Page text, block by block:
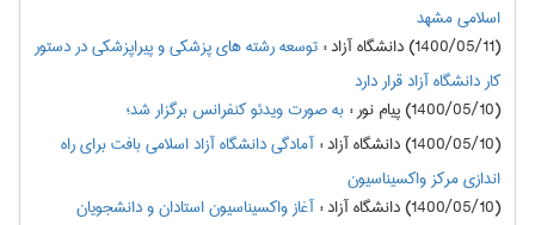
اسلامی مشهد
(1400/05/11) دانشگاه آزاد
:توسعه رشته های پزشکی و پیراپزشکی در دستور
کار دانشگاه آزاد قرار دارد
(1400/05/10) پیام نور
:به صورت ویدئو کنفرانس برگزار شد؛
(1400/05/10) دانشگاه آزاد
:آمادگی دانشگاه آزاد اسلامی بافت برای راه
اندازی مرکز واکسیناسیون
(1400/05/10) دانشگاه آزاد
:آغاز واکسیناسیون استادان و دانشجویان